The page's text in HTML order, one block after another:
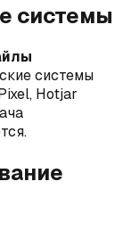
системы
системы
Hotjar